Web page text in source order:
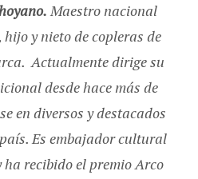
Maestro nacional
y nieto de copleras de
Actualmente dirige su
desde hace más de
en diversos y destacados
Es embajador cultural
ha recibido el premio Arco